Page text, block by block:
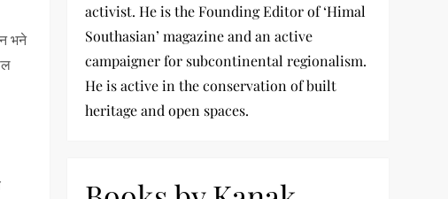
भने
activist. He is the Founding Editor of ‘Himal
Southasian’ magazine and an active
campaigner for subcontinental regionalism.
He is active in the conservation of built
heritage and open spaces.